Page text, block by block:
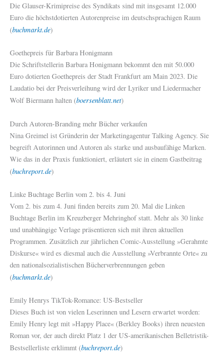
Die Glauser-Krimipreise des Syndikats sind mit insgesamt 12.000
Euro die höchstdotierten Autorenpreise im deutschsprachigen Raum
(buchmarkt.de)
Goethepreis für Barbara Honigmann
Die Schriftstellerin Barbara Honigmann bekommt den mit 50.000
Euro dotierten Goethepreis der Stadt Frankfurt am Main 2023. Die
Laudatio bei der Preisverleihung wird der Lyriker und Liedermacher
Wolf Biermann halten (boersenblatt.net)
Durch Autoren-Branding mehr Bücher verkaufen
Nina Greimel ist Gründerin der Marketingagentur Talking Agency. Sie
begreift Autorinnen und Autoren als starke und ausbaufähige Marken.
Wie das in der Praxis funktioniert, erläutert sie in einem Gastbeitrag
(buchreport.de)
Linke Buchtage Berlin vom 2. bis 4. Juni
Vom 2. bis zum 4. Juni finden bereits zum 20. Mal die Linken
Buchtage Berlin im Kreuzberger Mehringhof statt. Mehr als 30 linke
und unabhängige Verlage präsentieren sich mit ihren aktuellen
Programmen. Zusätzlich zur jährlichen Comic-Ausstellung »Gerahmte
Diskurse« wird es diesmal auch die Ausstellung »Verbrannte Orte« zu
den nationalsozialistischen Bücherverbrennungen geben
(buchmarkt.de)
Emily Henrys TikTok-Romance: US-Bestseller
Dieses Buch ist von vielen Leserinnen und Lesern erwartet worden:
Emily Henry legt mit »Happy Place« (Berkley Books) ihren neuesten
Roman vor, der auch direkt Platz 1 der US-amerikanischen Belletristik-
Bestsellerliste erklimmt (buchreport.de)